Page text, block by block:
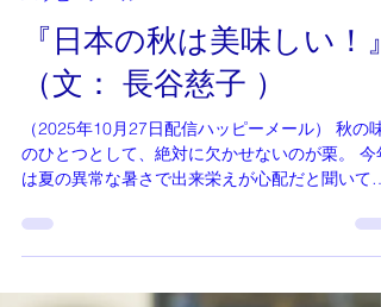
『日本の秋は美味しい！』
（文： 長谷慈子 ）